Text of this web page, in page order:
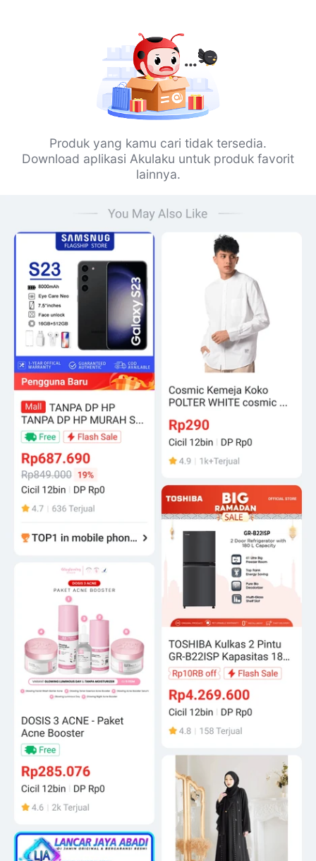
Produk yang kamu cari tidak tersedia.
Download aplikasi Akulaku untuk produk favorit
lainnya.